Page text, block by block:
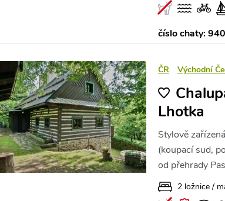
číslo chaty:
ČR Východní
Lhotka
Stylově
(koupací sud,
od přehrady
2 ložnice /